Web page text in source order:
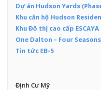
Dự án Hudson Yards
Khu căn hộ Hudson
Khu Đô thị cao cấp
One Dalton – Four Seasons
Tin tức EB-5
Định Cư Mỹ